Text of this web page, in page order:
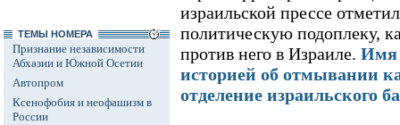
ТЕМЫ НОМЕРА
Признание независимости
Абхазии и Южной Осетии
Автопром
Ксенофобия и неофашизм в
России
израильской прессе
политическую подоплеку,
против него в Израиле. Имя
историей об отмывании
отделение израильского